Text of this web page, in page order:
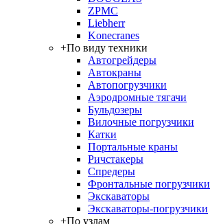
ZPMC
Liebherr
Konecranes
+По виду техники
Автогрейдеры
Автокраны
Автопогрузчики
Аэродромные тягачи
Бульдозеры
Вилочные погрузчики
Катки
Портальные краны
Ричстакеры
Спредеры
Фронтальные погрузчики
Экскаваторы
Экскаваторы-погрузчики
+По узлам